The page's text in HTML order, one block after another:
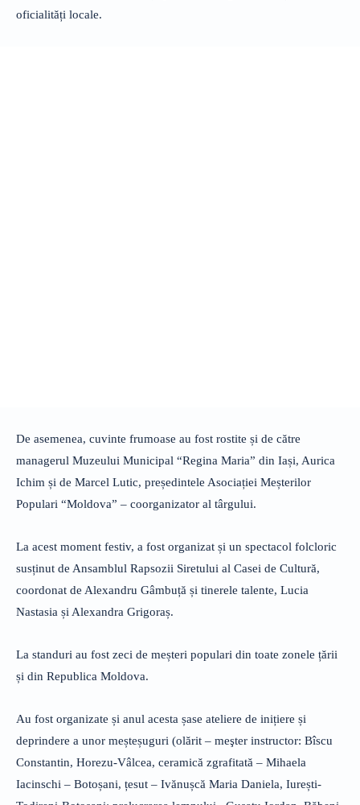
oficialități locale.
De asemenea, cuvinte frumoase au fost rostite și de către
managerul Muzeului Municipal “Regina Maria” din Iași, Aurica
Ichim și de Marcel Lutic, președintele Asociației Meșterilor
Populari “Moldova” – coorganizator al târgului.
La acest moment festiv, a fost organizat și un spectacol folcloric
susținut de Ansamblul Rapsozii Siretului al Casei de Cultură,
coordonat de Alexandru Gâmbuță și tinerele talente, Lucia
Nastasia și Alexandra Grigoraș.
La standuri au fost zeci de meșteri populari din toate zonele țării
și din Republica Moldova.
Au fost organizate și anul acesta șase ateliere de inițiere și
deprindere a unor meșteșuguri (olărit – meşter instructor: Bîscu
Constantin, Horezu-Vâlcea, ceramică zgrafitată – Mihaela
Iacinschi – Botoșani, țesut – Ivănușcă Maria Daniela, Iurești-